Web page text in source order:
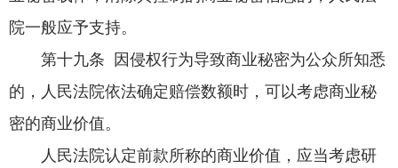
院一般应予支持。
第十九条 因侵权行为导致商业秘密为公众所知悉
的，人民法院依法确定赔偿数额时，可以考虑商业秘
密的商业价值。
人民法院认定前款所称的商业价值，应当考虑研